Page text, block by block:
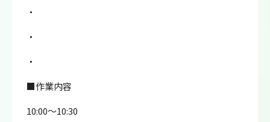
・
・
・
■作業内容
10:00～10:30